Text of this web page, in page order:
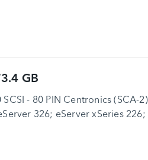
GB
- 80 PIN Centronics (SCA-
326; eServer xSeries 226;